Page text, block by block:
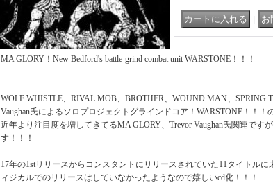
MA GLORY！New Bedford's battle-grind combat unit WARSTONE！！！
WOLF WHISTLE、RIVAL MOB、BROTHER、WOUND MAN、SPRING
Vaughan氏によるソロプロジェクトグラインドコア！WARSTONE！！！
近年より注目度を増してきてるMA GLORY、Trevor Vaughan氏関連です
す！！！
17年の1stリリースからコンスタントにリリースされていた11タイトル
ィジカルでのリリースはしていなかったようなので嬉しいcd化！！！